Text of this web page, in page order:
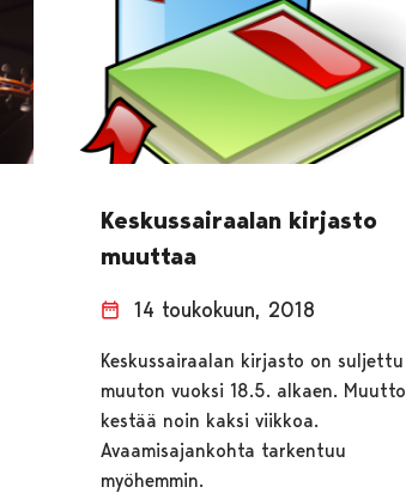
Keskussairaalan kirjasto
muuttaa
14 toukokuun, 2018
Keskussairaalan kirjasto on suljettu
muuton vuoksi 18.5. alkaen. Muutto
kestää noin kaksi viikkoa.
Avaamisajankohta tarkentuu
myöhemmin.